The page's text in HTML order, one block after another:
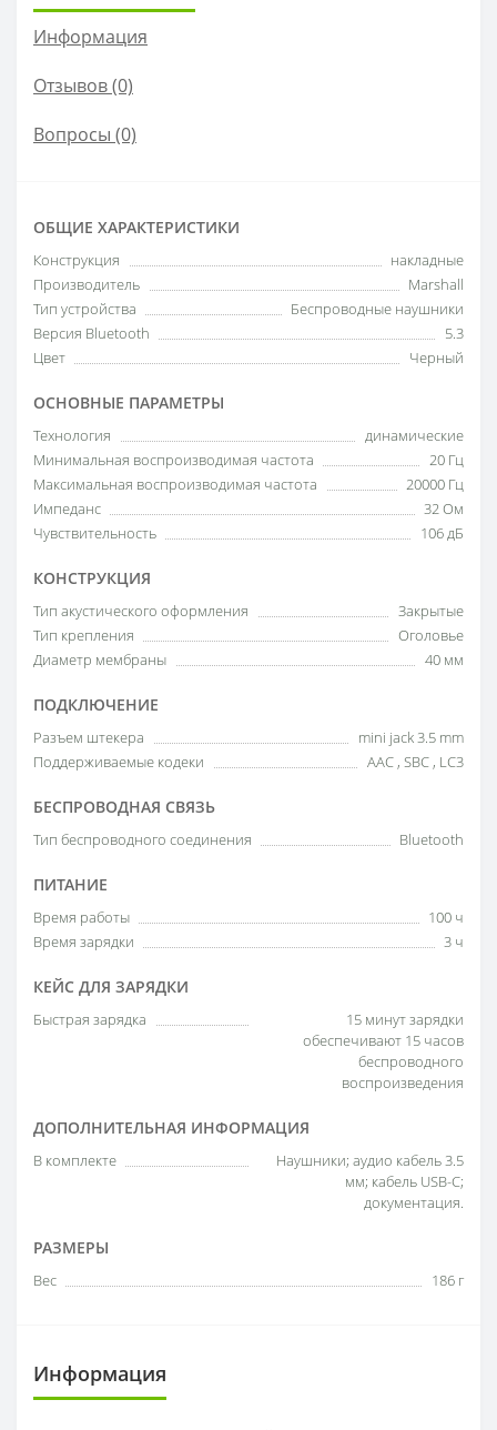
Информация
Отзывов (0)
Вопросы (0)
ОБЩИЕ ХАРАКТЕРИСТИКИ
Конструкция
накладные
Производитель
Marshall
Тип устройства
Беспроводные наушники
Версия Bluetooth
5.3
Цвет
Черный
ОСНОВНЫЕ ПАРАМЕТРЫ
Технология
динамические
Минимальная воспроизводимая частота
20 Гц
Максимальная воспроизводимая частота
20000 Гц
Импеданс
32 Ом
Чувствительность
106 дБ
КОНСТРУКЦИЯ
Тип акустического оформления
Закрытые
Тип крепления
Оголовье
Диаметр мембраны
40 мм
ПОДКЛЮЧЕНИЕ
Разъем штекера
mini jack 3.5 mm
Поддерживаемые кодеки
AAC , SBC , LC3
БЕСПРОВОДНАЯ СВЯЗЬ
Тип беспроводного соединения Bluetooth
ПИТАНИЕ
Время работы
100 ч
Время зарядки
3 ч
КЕЙС ДЛЯ ЗАРЯДКИ
Быстрая зарядка
15 минут зарядки
обеспечивают 15 часов
беспроводного
воспроизведения
ДОПОЛНИТЕЛЬНАЯ ИНФОРМАЦИЯ
В комплекте
Наушники; аудио кабель 3.5
мм; кабель USB-C;
документация.
РАЗМЕРЫ
Вес 186 г
Информация